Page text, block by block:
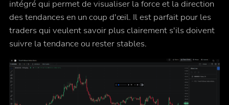
intégré qui permet de visualiser la force et la direction
des tendances en un coup d'œil. Il est parfait pour les
traders qui veulent savoir plus clairement s'ils doivent
suivre la tendance ou rester stables.